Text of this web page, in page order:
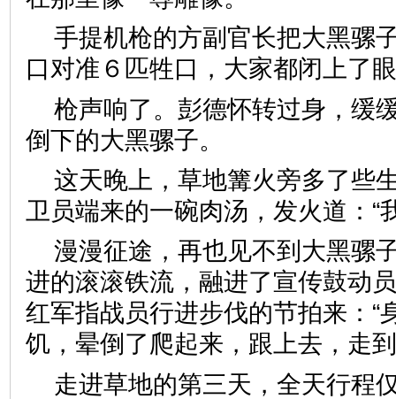
手提机枪的方副官长把大黑骡
口对准６匹牲口，大家都闭上了
枪声响了。彭德怀转过身，缓
倒下的大黑骡子。
这天晚上，草地篝火旁多了些
卫员端来的一碗肉汤，发火道：“
漫漫征途，再也见不到大黑骡
进的滚滚铁流，融进了宣传鼓动
红军指战员行进步伐的节拍来：“
饥，晕倒了爬起来，跟上去，走
走进草地的第三天，全天行程